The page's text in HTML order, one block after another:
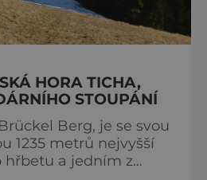
HORA TICHA,
STOUPÁNÍ
Berg, je se svou
1235 metrů nejvyšší
hřbetu a jedním z